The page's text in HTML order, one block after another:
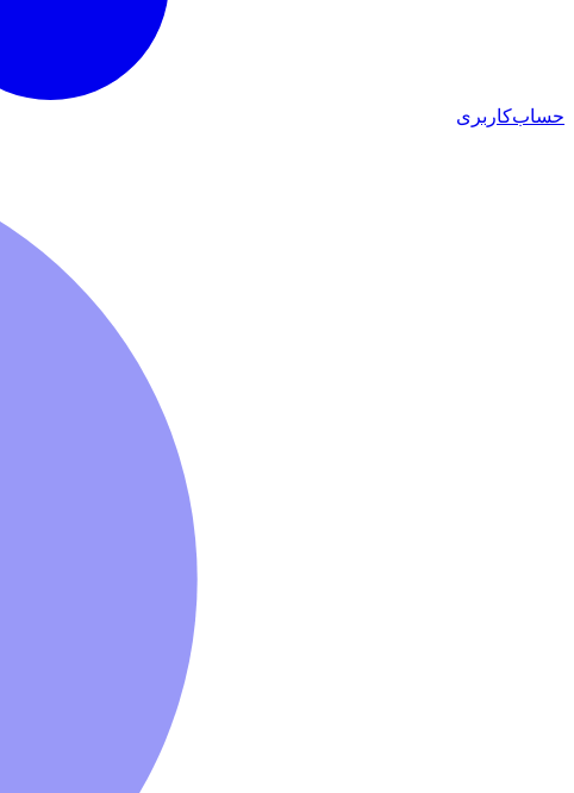
حساب‌کاربری